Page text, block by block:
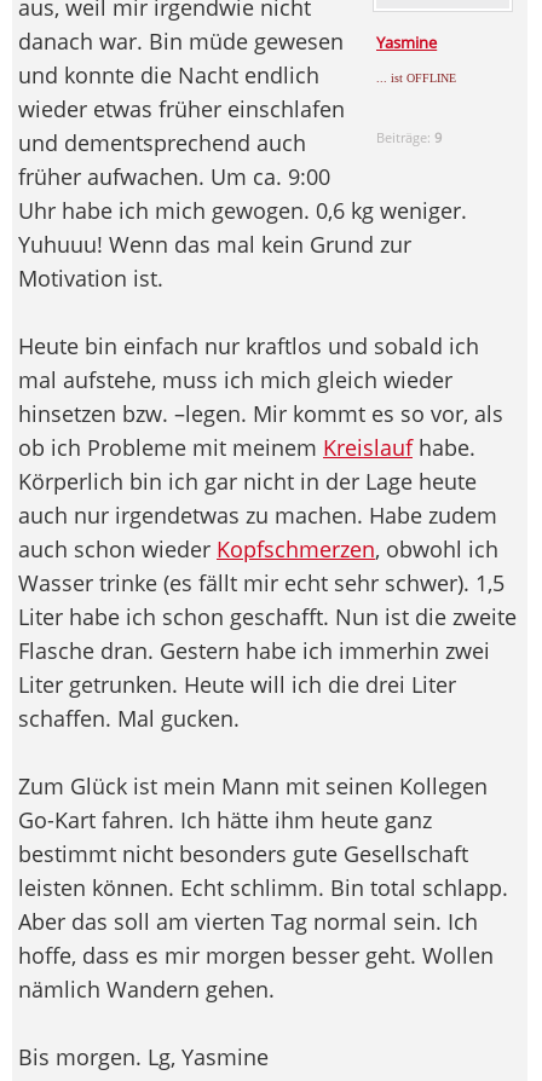
Yasmine
... ist OFFLINE
Beiträge:9
aus, weil mir irgendwie nicht
danach war. Bin müde gewesen
und konnte die Nacht endlich
wieder etwas früher einschlafen
und dementsprechend auch
früher aufwachen. Um ca. 9:00
Uhr habe ich mich gewogen. 0,6 kg weniger.
Yuhuuu! Wenn das mal kein Grund zur
Motivation ist.
Heute bin einfach nur kraftlos und sobald ich
mal aufstehe, muss ich mich gleich wieder
hinsetzen bzw. –legen. Mir kommt es so vor, als
ob ich Probleme mit meinem Kreislaufhabe.
Körperlich bin ich gar nicht in der Lage heute
auch nur irgendetwas zu machen. Habe zudem
auch schon wieder Kopfschmerzen, obwohl ich
Wasser trinke (es fällt mir echt sehr schwer). 1,5
Liter habe ich schon geschafft. Nun ist die zweite
Flasche dran. Gestern habe ich immerhin zwei
Liter getrunken. Heute will ich die drei Liter
schaffen. Mal gucken.
Zum Glück ist mein Mann mit seinen Kollegen
Go-Kart fahren. Ich hätte ihm heute ganz
bestimmt nicht besonders gute Gesellschaft
leisten können. Echt schlimm. Bin total schlapp.
Aber das soll am vierten Tag normal sein. Ich
hoffe, dass es mir morgen besser geht. Wollen
nämlich Wandern gehen.
Bis morgen. Lg, Yasmine